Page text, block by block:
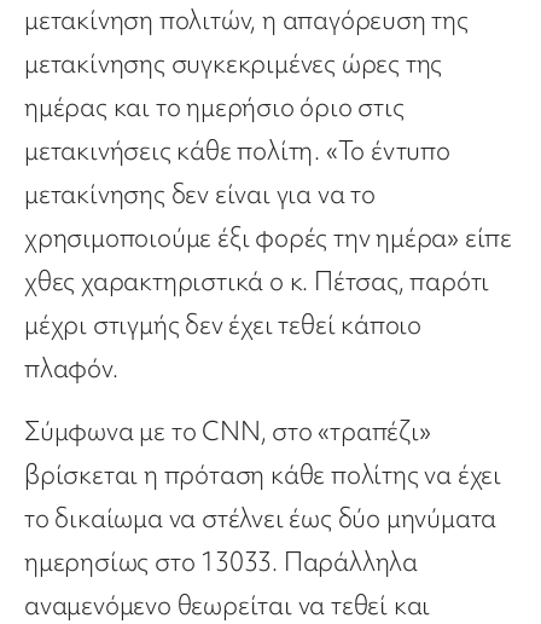
μετακίνηση πολιτών, η απαγόρευση της
μετακίνησης συγκεκριμένες ώρες της
ημέρας και το ημερήσιο όριο στις
μετακινήσεις κάθε πολίτη. «Το έντυπο
μετακίνησης δεν είναι για να το
χρησιμοποιούμε έξι φορές την ημέρα» είπε
χθες χαρακτηριστικά ο κ. Πέτσας, παρότι
μέχρι στιγμής δεν έχει τεθεί κάποιο
πλαφόν.
Σύμφωνα με το CNN, στο «τραπέζι»
βρίσκεται η πρόταση κάθε πολίτης να έχει
το δικαίωμα να στέλνει έως δύο μηνύματα
ημερησίως στο 13033. Παράλληλα
αναμενόμενο θεωρείται να τεθεί και